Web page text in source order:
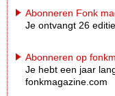
Abonneren Fonk
Je ontvangt 26
Abonneren op
Je hebt een jaar
fonkmagazine.com